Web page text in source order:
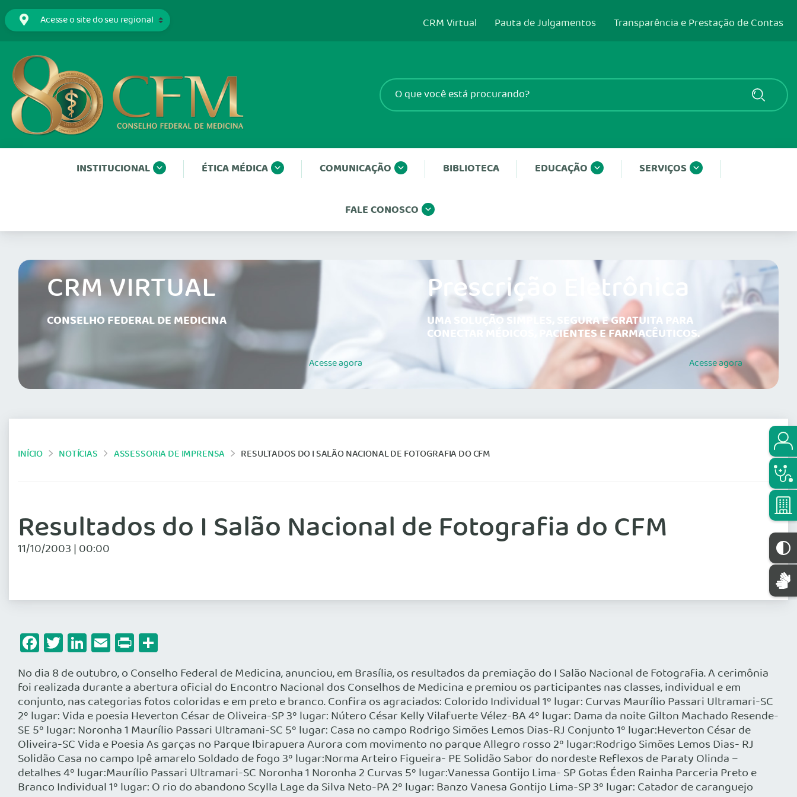
CRM Virtual Pauta de Julgamentos Transparência e Prestação de Contas
INSTITUCIONAL ÉTICA MÉDICA COMUNICAÇÃO BIBLIOTECA EDUCAÇÃO SERVIÇOS
FALE CONOSCO
CRM VIRTUAL
CONSELHO FEDERAL DE MEDICINA
Acesseagora
Prescrição Eletrônica
UMA SOLUÇÃO SIMPLES, SEGURA E GRATUITA PARA
CONECTAR MÉDICOS, PACIENTES E FARMACÊUTICOS.
Acesseagora
INÍCIO NOTÍCIAS ASSESSORIA DE IMPRENSA RESULTADOS DO I SALÃO NACIONAL DE FOTOGRAFIA DO CFM
Resultados do I Salão Nacional de Fotografia do CFM
11/10/2003 | 00:00
Facebook
Twitter
LinkedIn
Email
Print
No dia 8 de outubro, o Conselho Federal de Medicina, anunciou, em Brasília, os resultados da premiação do I Salão Nacional de Fotografia. A cerimônia
foi realizada durante a abertura oficial do Encontro Nacional dos Conselhos de Medicina e premiou os participantes nas classes, individual e em
conjunto, nas categorias fotos coloridas e em preto e branco. Confira os agraciados: Colorido Individual 1º lugar: Curvas Maurílio Passari Ultramari-SC
2º lugar: Vida e poesia Heverton César de Oliveira-SP 3º lugar: Nútero César Kelly Vilafuerte Vélez-BA 4º lugar: Dama da noite Gilton Machado Resende-
SE 5º lugar: Noronha 1 Maurílio Passari Ultramani-SC 5º lugar: Casa no campo Rodrigo Simões Lemos Dias-RJ Conjunto 1º lugar:Heverton César de
Oliveira-SC Vida e Poesia As garças no Parque Ibirapuera Aurora com movimento no parque Allegro rosso 2º lugar:Rodrigo Simões Lemos Dias- RJ
Solidão Casa no campo Ipê amarelo Soldado de fogo 3º lugar:Norma Arteiro Figueira- PE Solidão Sabor do nordeste Reflexos de Paraty Olinda –
detalhes 4º lugar:Maurílio Passari Ultramari-SC Noronha 1 Noronha 2 Curvas 5º lugar:Vanessa Gontijo Lima- SP Gotas Éden Rainha Parceria Preto e
Branco Individual 1º lugar: O rio do abandono Scylla Lage da Silva Neto-PA 2º lugar: Banzo Vanesa Gontijo Lima-SP 3º lugar: Catador de caranguejo